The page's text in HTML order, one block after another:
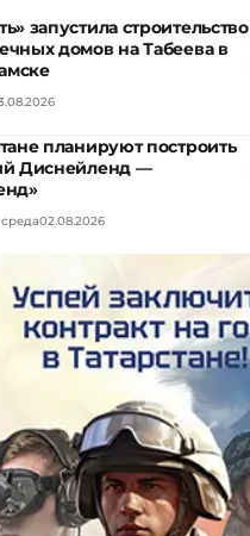
запустила строительство
домов на Табеева в
планируют построить
Диснейленд —
02.08.2026